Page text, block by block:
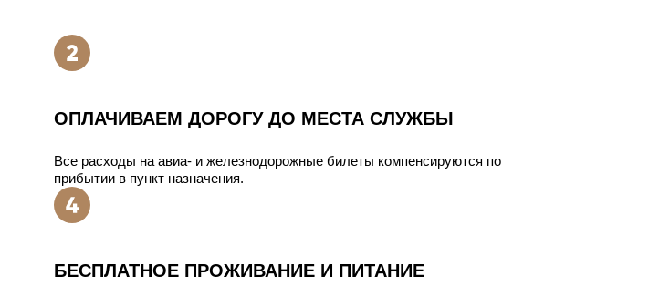
ОПЛАЧИВАЕМ ДОРОГУ ДО МЕСТА СЛУЖБЫ
Все расходы на авиа- и железнодорожные билеты компенсируются по
прибытии в пункт назначения.
БЕСПЛАТНОЕ ПРОЖИВАНИЕ И ПИТАНИЕ